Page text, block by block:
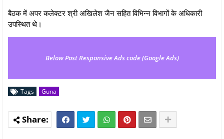
बैठक में अपर कलेक्टर श्री अखिलेश जैन सहित विभिन्न विभागों के अधिकारी
उपस्थित थे।
Below Post Responsive Ads code (Google Ads)
Tags Guna